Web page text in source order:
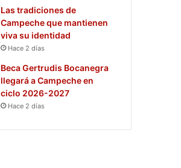
Las tradiciones de
Campeche que mantienen
viva su identidad
Hace 2 días
Beca Gertrudis Bocanegra
llegará a Campeche en
ciclo 2026-2027
Hace 2 días